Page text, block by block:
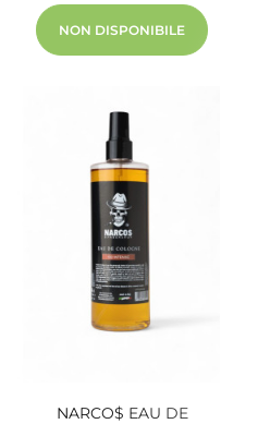
NON DISPONIBILE
NARCO$ EAU DE